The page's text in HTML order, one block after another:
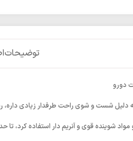
توضیحات
دورو
دلیل شست و شوی راحت طرفدار زیادی داره،
قوی و آنریم دار استفاده کرد، تا